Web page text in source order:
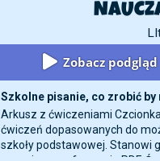
Zobacz
Szkolne pisanie, co zrobić by
Arkusz z ćwiczeniami
ćwiczeń dopasowanych do